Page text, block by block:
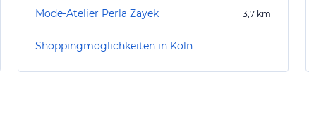
Mode-Atelier Perla Zayek 3,7 km
Shoppingmöglichkeiten in Köln